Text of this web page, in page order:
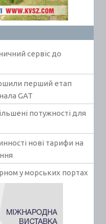
сервіс до
перший етап
GAT
потужності для
нові тарифи на
у морських портах